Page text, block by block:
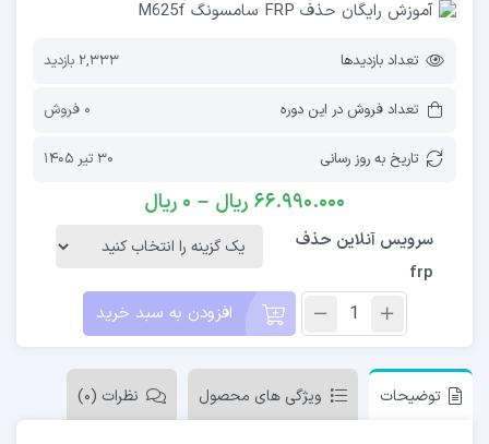
تعداد بازدیدها 2,333 بازدید
تعداد فروش در این دوره 0 فروش
تاریخ به روز رسانی 30 تیر 1405
66.990.000 ریال –
0 ریال
سرویس آنلاین حذف
frp
افزودن به سبد خرید
توضیحات ویژگی های محصول نظرات (0)